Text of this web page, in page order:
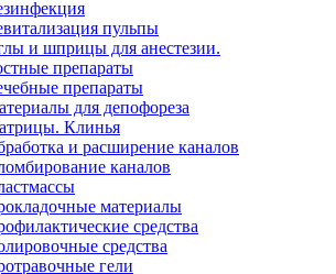
пульпы
и шприцы для анестезии.
препараты
препараты
для депофореза
Клинья
и расширение каналов
каналов
материалы
средства
средства
гели